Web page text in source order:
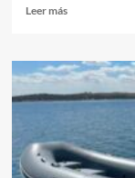
Leer másLeer
La
Peña
«Amigos
de
Orellana